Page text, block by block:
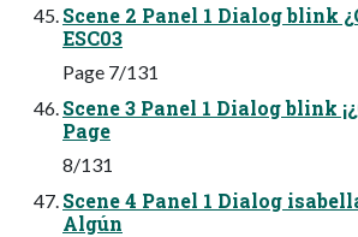
Scene 2 Panel 1 Dialog blink
ESC03
Page 7/131
Scene 3 Panel 1 Dialog blink
Page
8/131
Scene 4 Panel 1 Dialog
Algún